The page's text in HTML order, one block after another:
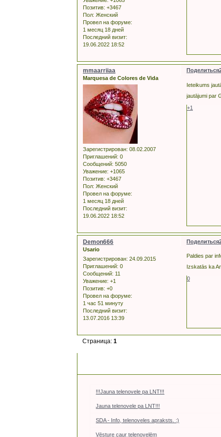
Позитив: +3467
Пол: Женский
Провел на форуме:
1 месяц 18 дней
Последний визит:
19.06.2022 18:52
Поделиться
mmaarriiaa
Marquesa de Colores de Vida
Зарегистрирован: 08.02.2007
Приглашений: 0
Сообщений: 5050
Уважение: +1065
Позитив: +3467
Пол: Женский
Провел на форуме:
1 месяц 18 дней
Последний визит:
19.06.2022 18:52
Ieteikums
jautājumi par
+1
Поделиться
Demon666
Usario
Зарегистрирован: 24.09.2015
Приглашений: 0
Сообщений: 11
Уважение: +1
Позитив: +0
Провел на форуме:
1 час 51 минуту
Последний визит:
13.07.2016 13:39
Paldies par
Izskatās ka
0
Страница:1
!!!Jauna telenovele pa LNT!!!
Jauna telenovele pa LNT!!!
SDA - Info, telenoveles apraksts. :)
Vēsture caur telenovelēm